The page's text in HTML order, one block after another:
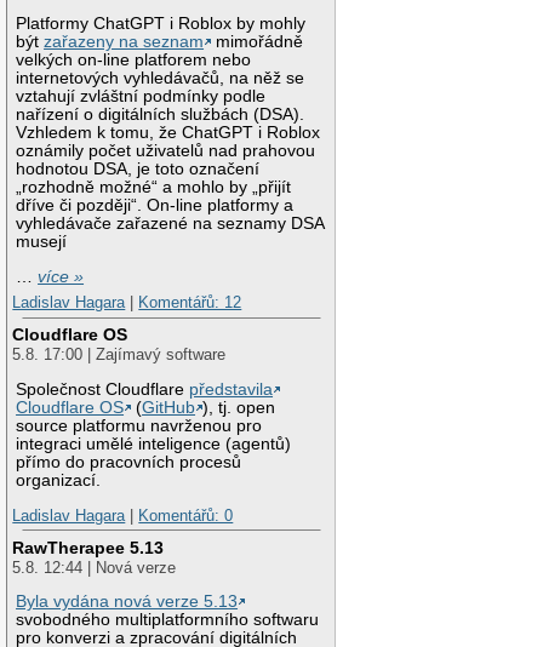
Platformy ChatGPT i Roblox by mohly
býtzařazeny na seznam
mimořádně
velkých on-line platforem nebo
internetových vyhledávačů, na něž se
vztahují zvláštní podmínky podle
nařízení o digitálních službách (DSA).
Vzhledem k tomu, že ChatGPT i Roblox
oznámily počet uživatelů nad prahovou
hodnotou DSA, je toto označení
„rozhodně možné“ a mohlo by „přijít
dříve či později“. On-line platformy a
vyhledávače zařazené na seznamy DSA
musejí
…více »
Ladislav Hagara| Komentářů: 12
Cloudflare OS
5.8. 17:00 | Zajímavý software
Společnost Cloudflare představila
Cloudflare OS
(GitHub ), tj. open
source platformu navrženou pro
integraci umělé inteligence (agentů)
přímo do pracovních procesů
organizací.
Ladislav Hagara| Komentářů: 0
RawTherapee 5.13
5.8. 12:44 | Nová verze
Byla vydána nová verze 5.13
svobodného multiplatformního softwaru
pro konverzi a zpracování digitálních